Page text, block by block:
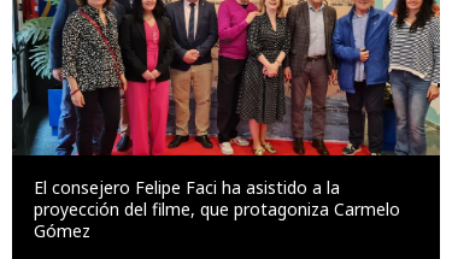
El consejero Felipe Faci ha asistido a la
proyección del filme, que protagoniza Carmelo
Gómez